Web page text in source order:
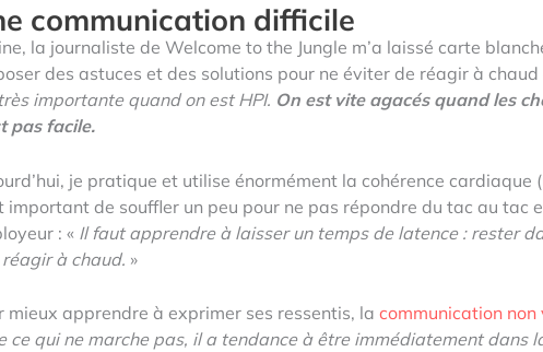
communication difficile
la journaliste de Welcome to the Jungle m’a laissé carte
des astuces et des solutions pour ne éviter de réagir à
importante quand on est HPI. On est vite agacés quand les
pas facile.
je pratique et utilise énormément la cohérence
important de souffler un peu pour ne pas répondre du tac au tac
: « Il faut apprendre à laisser un temps de latence : rester
à chaud. »
mieux apprendre à exprimer ses ressentis, la communication non
ce qui ne marche pas, il a tendance à être immédiatement dans